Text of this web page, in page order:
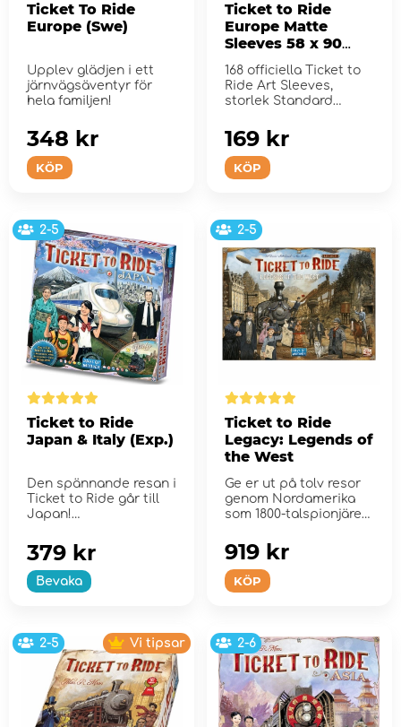
Ticket To Ride
Europe (Swe)
Upplev glädjen i ett
järnvägsäventyr för
hela familjen!
KÖP
348 kr
Ticket to Ride
Europe Matte
Sleeves 58 x 90
mm
168 officiella Ticket to
Ride Art Sleeves,
storlek Standard
KÖP
169 kr
2-5
Ticket to Ride
Japan & Italy (Exp.)
Den spännande resan i
Ticket to Ride går till
Japan!
Bevaka
379 kr
2-5
Ticket to Ride
Legacy: Legends of
the West
Ge er ut på tolv resor
genom Nordamerika
som 1800-talspionjärer!
KÖP
919 kr
2-5 Vi tipsar 2-6